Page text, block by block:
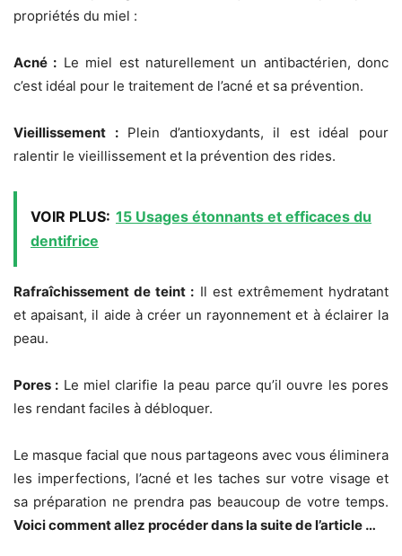
propriétés du miel :
Acné : Le miel est naturellement un antibactérien, donc
c’est idéal pour le traitement de l’acné et sa prévention.
Vieillissement :Plein d’antioxydants, il est idéal pour
ralentir le vieillissement et la prévention des rides.
VOIR PLUS: 15 Usages étonnants et efficaces du
dentifrice
Rafraîchissement de teint : Il est extrêmement hydratant
et apaisant, il aide à créer un rayonnement et à éclairer la
peau.
Pores : Le miel clarifie la peau parce qu’il ouvre les pores
les rendant faciles à débloquer.
Le masque facial que nous partageons avec vous éliminera
les imperfections, l’acné et les taches sur votre visage et
sa préparation ne prendra pas beaucoup de votre temps.
Voici comment allez procéder dans la suite de l’article …